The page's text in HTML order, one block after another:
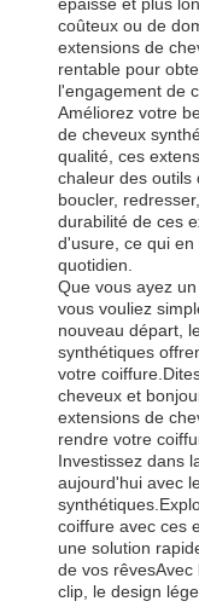
coûteux ou de
extensions de
rentable pour
l'engagement de
Améliorez votre
de cheveux
qualité, ces
chaleur des outils
boucler,
durabilité de ces
d'usure, ce qui
quotidien.
Que vous ayez
vous vouliez
nouveau départ,
synthétiques
votre
cheveux et
extensions de
rendre votre
Investissez dans
aujourd'hui avec
coiffure avec ces
une solution
de vos
clip, le design